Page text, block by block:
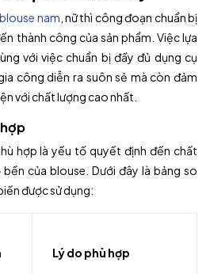
nam , nữ thì công đoạn chuẩn bị
thành công của sản phẩm. Việc lựa
với việc chuẩn bị đầy đủ dụng cụ
công diễn ra suôn sẻ mà còn đảm
với chất lượng cao nhất.
hợp là yếu tố quyết định đến chất
của blouse. Dưới đây là bảng so
được sử dụng:
Lý do phù hợp